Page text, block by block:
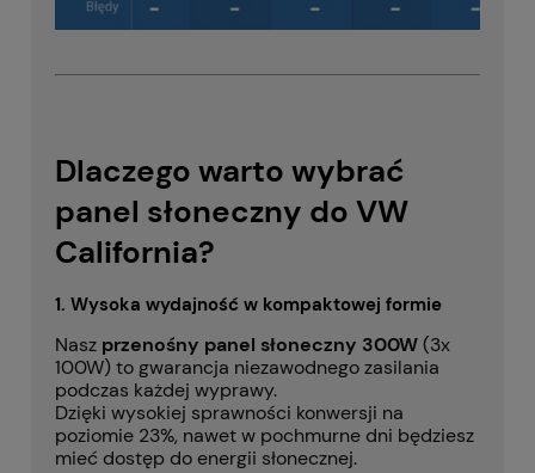
Dlaczego warto wybrać
panel słoneczny do VW
California?
1. Wysoka wydajność w kompaktowej formie
Nasz przenośny panel słoneczny 300W(3x
100W) to gwarancja niezawodnego zasilania
podczas każdej wyprawy.
Dzięki wysokiej sprawności konwersji na
poziomie 23%, nawet w pochmurne dni będziesz
mieć dostęp do energii słonecznej.